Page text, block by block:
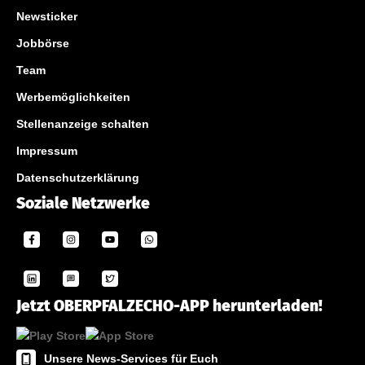
Newsticker
Jobbörse
Team
Werbemöglichkeiten
Stellenanzeige schalten
Impressum
Datenschutzerklärung
Soziale Netzwerke
Jetzt OBERPFALZECHO-APP herunterladen!
Unsere News-Services für Euch